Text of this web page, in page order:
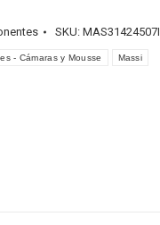
SKU: MAS31424507I
- Cámaras y Mousse Massi